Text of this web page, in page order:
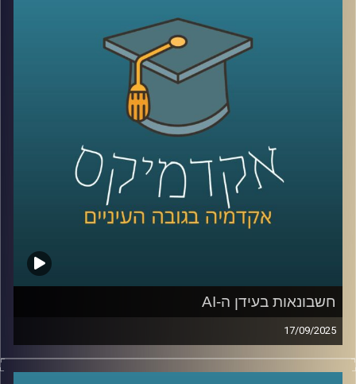
היום זכיתי לארח את ד”ר שירי צמח שמיר – חוקרת ומרצה
מובילה בתחום כלכלת הסביבה, בעלת תואר שני ודוקטורט
בכלכלה בתוכנית המשותפת של הטכניון ואוניברסיטת חיפה.
היא מתמחה בהערכה כלכלית של המגוון הביולוגי, שירותי
המערכת האקולוגית הימית והיבשתית, ובפיתוח מודלים
חדשניים לקבלת החלטות רציונלית ומקיימת.
אז איך מתמחרים את שוויו של עץ? מה הקשר בין נחלים, פחמן
ומסים? ולמה דווקא ישראל תופסת טרמפ על המאמץ העולמי
נגד משבר האקלים?
חשבונאות בעידן ה-AI
17/09/2025
כולנו מרגישים איך ה-AI משנה מקצועות מבפנים, אבל מה
קורה כשהוא נוגע בליבת שפת העסקים, החשבונאות: היום